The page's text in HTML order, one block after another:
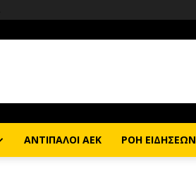
ΑΝΤΙΠΑΛΟΙ ΑΕΚ ΡΟΗ ΕΙΔΗΣΕΩΝ